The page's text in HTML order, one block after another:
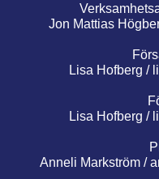
Jon Mattias
Lisa Hofberg /
Lisa Hofberg /
Anneli Markström /